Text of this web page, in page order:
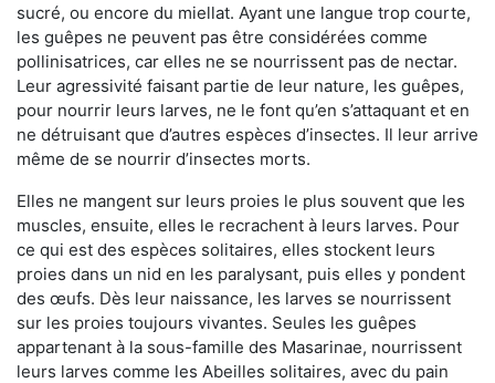
sucré, ou encore du miellat. Ayant une langue trop courte,
les guêpes ne peuvent pas être considérées comme
pollinisatrices, car elles ne se nourrissent pas de nectar.
Leur agressivité faisant partie de leur nature, les guêpes,
pour nourrir leurs larves, ne le font qu’en s’attaquant et en
ne détruisant que d’autres espèces d’insectes. Il leur arrive
même de se nourrir d’insectes morts.
Elles ne mangent sur leurs proies le plus souvent que les
muscles, ensuite, elles le recrachent à leurs larves. Pour
ce qui est des espèces solitaires, elles stockent leurs
proies dans un nid en les paralysant, puis elles y pondent
des œufs. Dès leur naissance, les larves se nourrissent
sur les proies toujours vivantes. Seules les guêpes
appartenant à la sous-famille des Masarinae, nourrissent
leurs larves comme les Abeilles solitaires, avec du pain